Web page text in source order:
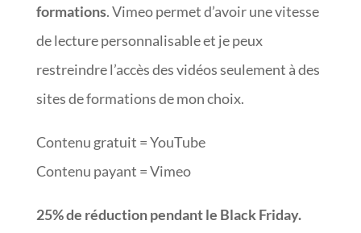
formations. Vimeo permet d’avoir une vitesse
de lecture personnalisable et je peux
restreindre l’accès des vidéos seulement à des
sites de formations de mon choix.
Contenu gratuit = YouTube
Contenu payant = Vimeo
25% de réduction pendant le Black Friday.